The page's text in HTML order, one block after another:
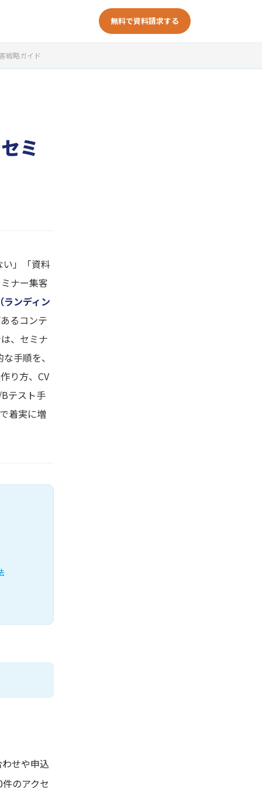
無料で資料請求する
戦略ガイド
ミ
」「資料
ナー集客
ランディン
るコンテ
、セミナ
手順を、
り方、CV
テスト手
着実に増
せや申込
のアクセ